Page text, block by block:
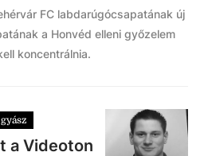
FC labdarúgócsapatának új
a Honvéd elleni győzelem
koncentrálnia.
gyász
a Videoton